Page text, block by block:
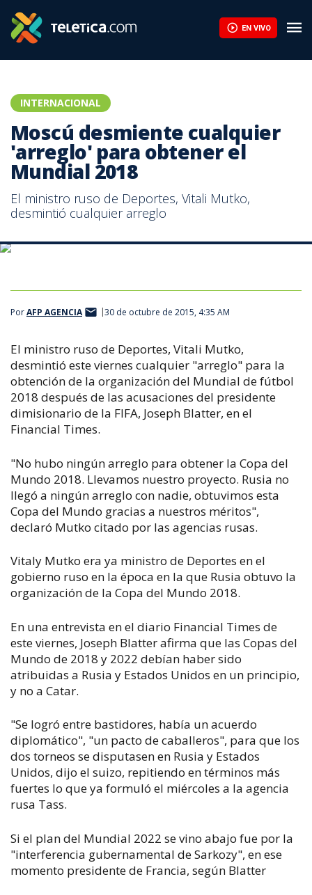
EN VIVO
INTERNACIONAL
Moscú desmiente cualquier
'arreglo' para obtener el
Mundial 2018
El ministro ruso de Deportes, Vitali Mutko,
desmintió cualquier arreglo
Imagen del emblema oficial del Mundial de Fútbol de la FIFA Rusia
PorAFP AGENCIA 30 de octubre de 2015, 4:35 AM
El ministro ruso de Deportes, Vitali Mutko,
desmintió este viernes cualquier "arreglo" para la
obtención de la organización del Mundial de fútbol
2018 después de las acusaciones del presidente
dimisionario de la FIFA, Joseph Blatter, en el
Financial Times.
"No hubo ningún arreglo para obtener la Copa del
Mundo 2018. Llevamos nuestro proyecto. Rusia no
llegó a ningún arreglo con nadie, obtuvimos esta
Copa del Mundo gracias a nuestros méritos",
declaró Mutko citado por las agencias rusas.
Vitaly Mutko era ya ministro de Deportes en el
gobierno ruso en la época en la que Rusia obtuvo la
organización de la Copa del Mundo 2018.
En una entrevista en el diario Financial Times de
este viernes, Joseph Blatter afirma que las Copas del
Mundo de 2018 y 2022 debían haber sido
atribuidas a Rusia y Estados Unidos en un principio,
y no a Catar.
"Se logró entre bastidores, había un acuerdo
diplomático", "un pacto de caballeros", para que los
dos torneos se disputasen en Rusia y Estados
Unidos, dijo el suizo, repitiendo en términos más
fuertes lo que ya formuló el miércoles a la agencia
rusa Tass.
Si el plan del Mundial 2022 se vino abajo fue por la
"interferencia gubernamental de Sarkozy", en ese
momento presidente de Francia, según Blatter